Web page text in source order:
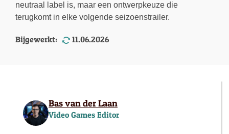
neutraal label is, maar een ontwerpkeuze die
terugkomt in elke volgende seizoenstrailer.
Bijgewerkt: 11.06.2026
Bas van der Laan
Video Games Editor